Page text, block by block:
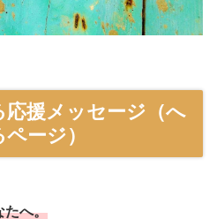
援メッセージ（へ
ージ）
たへ。